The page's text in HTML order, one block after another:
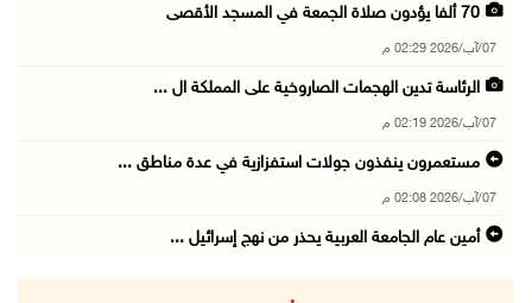
70 ألفا يؤدون صلاة الجمعة في المسجد الأقصى
07/آب/2026 02:29 م
الرئاسة تدين الهجمات الصاروخية على المملكة ال ...
07/آب/2026 02:19 م
مستعمرون ينفذون جولات استفزازية في عدة مناطق ...
07/آب/2026 02:08 م
أمين عام الجامعة العربية يحذر من نهج إسرائيل ...